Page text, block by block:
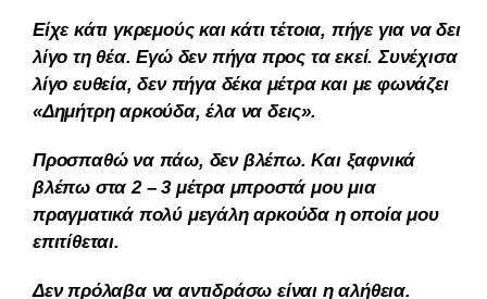
Είχε κάτι γκρεμούς και κάτι τέτοια, πήγε για να δει
λίγο τη θέα. Εγώ δεν πήγα προς τα εκεί. Συνέχισα
λίγο ευθεία, δεν πήγα δέκα μέτρα και με φωνάζει
«Δημήτρη αρκούδα, έλα να δεις».
Προσπαθώ να πάω, δεν βλέπω. Και ξαφνικά
βλέπω στα 2 – 3 μέτρα μπροστά μου μια
πραγματικά πολύ μεγάλη αρκούδα η οποία μου
επιτίθεται.
Δεν πρόλαβα να αντιδράσω είναι η αλήθεια.